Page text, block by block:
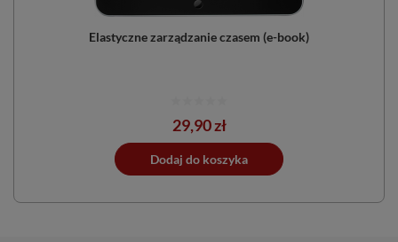
Elastyczne zarządzanie czasem (e-book)
Cena
29,90 zł
Dodaj do koszyka